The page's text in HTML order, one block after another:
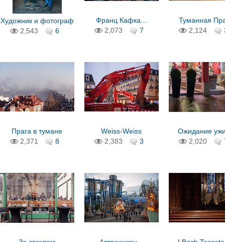
Художник и фотограф
2,543
6
Франц Кафка...
2,073
7
Туманная
2,124
Прага в тумане
2,371
8
Weiss-Weiss
2,383
3
Ожидание
2,020